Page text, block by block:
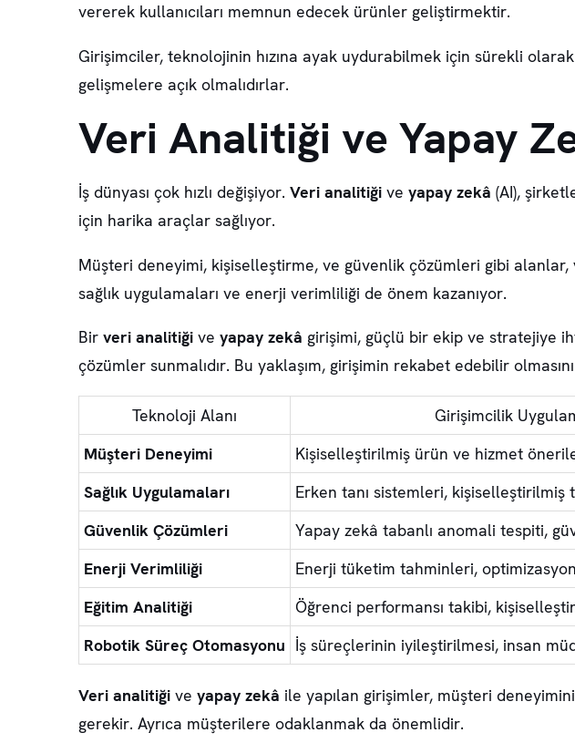
vererek kullanıcıları memnun edecek ürünler geliştirmektir.
Girişimciler, teknolojinin hızına ayak uydurabilmek için sürekli
gelişmelere açık olmalıdırlar.
Veri Analitiği ve Yapay
İş dünyası çok hızlı değişiyor. Veri analitiği ve yapay zekâ (AI),
için harika araçlar sağlıyor.
Müşteri deneyimi, kişiselleştirme, ve güvenlik çözümleri gibi alanlar,
sağlık uygulamaları ve enerji verimliliği de önem kazanıyor.
Bir veri analitiği ve yapay zekâ girişimi, güçlü bir ekip ve stratejiye
çözümler sunmalıdır. Bu yaklaşım, girişimin rekabet edebilir
Teknoloji Alanı
Girişimcilik
Müşteri Deneyimi
Kişiselleştirilmiş ürün ve hizmet
Sağlık Uygulamaları
Erken tanı sistemleri,
Güvenlik Çözümleri
Yapay zekâ tabanlı anomali tespiti,
Enerji Verimliliği
Enerji tüketim tahminleri,
Eğitim Analitiği
Öğrenci performansı takibi,
Robotik Süreç Otomasyonu İş süreçlerinin iyileştirilmesi, insan
Veri analitiği ve yapay zekâ ile yapılan girişimler, müşteri
gerekir. Ayrıca müşterilere odaklanmak da önemlidir.